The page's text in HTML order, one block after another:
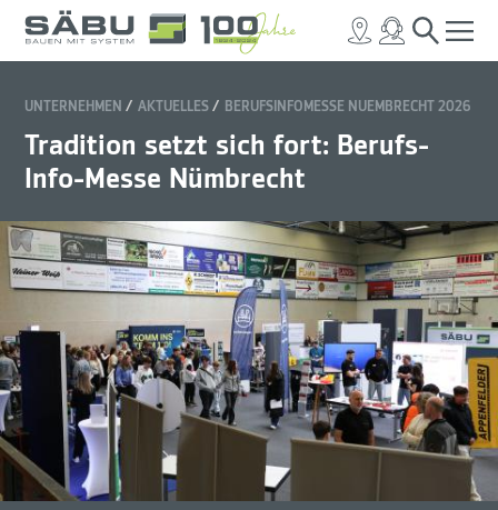
UNTERNEHMEN AKTUELLES BERUFSINFOMESSE NUEMBRECHT 2026
Tradition setzt sich fort: Berufs-
Info-Messe Nümbrecht